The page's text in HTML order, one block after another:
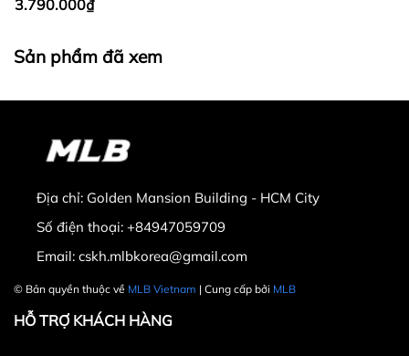
3.790.000₫
Sản phẩm đã xem
Địa chỉ: Golden Mansion Building - HCM City
Số điện thoại: +84947059709
Email: cskh.mlbkorea@gmail.com
© Bản quyền thuộc về MLB Vietnam | Cung cấp bởi MLB
HỖ TRỢ KHÁCH HÀNG